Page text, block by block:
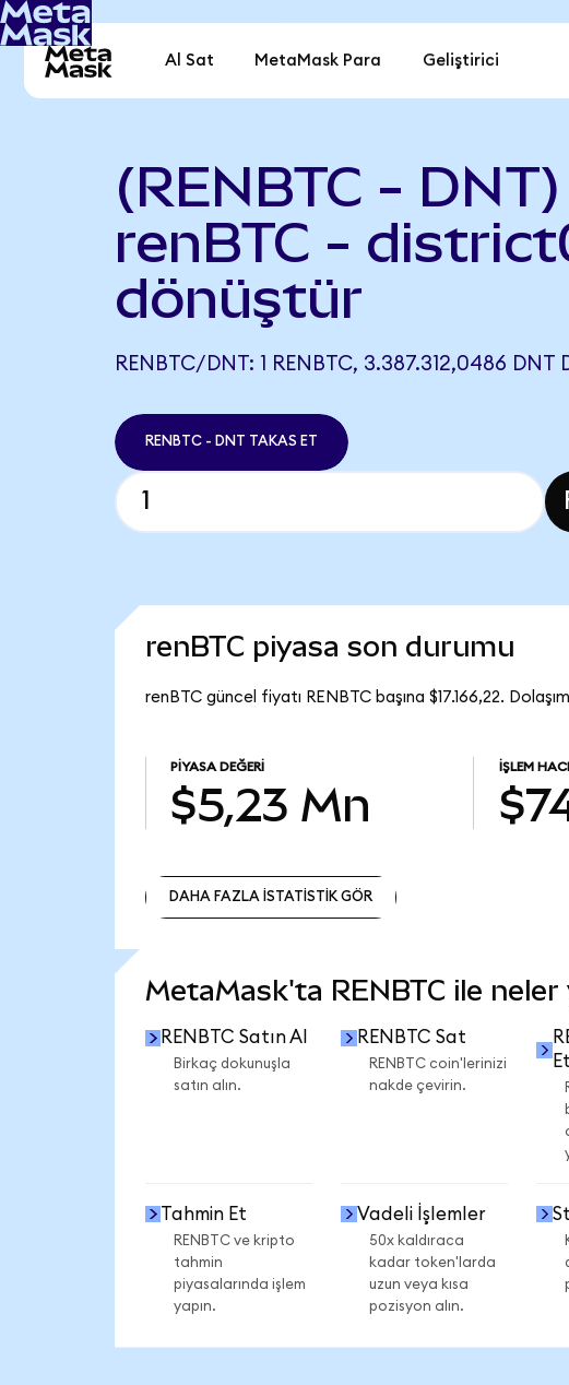
Al Sat MetaMask Para Geliştirici
(RENBTC - DNT)
renBTC -
dönüştür
RENBTC/DNT: 1 RENBTC, 3.387.312,0486 DNT
RENBTC - DNT TAKAS ET
renBTC piyasa son durumu
renBTC güncel fiyatı RENBTC başına $17.166,22.
PIYASA DEĞERI
$5,23 Mn
İŞLEM
DAHA FAZLA İSTATİSTİK GÖR
MetaMask'ta RENBTC ile neler
RENBTC Satın Al
Birkaç dokunuşla
satın alın.
RENBTC Sat
RENBTC coin'lerinizi
nakde çevirin.
Et
Tahmin Et
RENBTC ve kripto
tahmin
piyasalarında işlem
yapın.
Vadeli İşlemler
50x kaldıraca
kadar token'larda
uzun veya kısa
pozisyon alın.